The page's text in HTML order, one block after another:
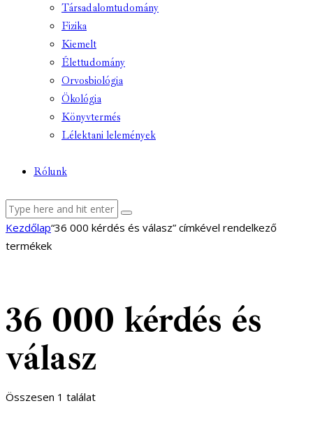
Társadalomtudomány
Fizika
Kiemelt
Élettudomány
Orvosbiológia
Ökológia
Könyvtermés
Lélektani lelemények
Rólunk
facebook-
1
youtube-
1
email
Kezdőlap“36 000 kérdés és válasz” címkével rendelkező
termékek
36 000 kérdés és
válasz
Összesen 1 találat